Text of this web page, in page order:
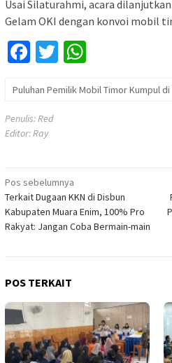
Usai Silaturahmi, acara
Gelam OKI dengan konvoi mobil
Facebook
Twitter
Puluhan Pemilik Mobil Timor Kumpul di
Penulis: Red
Editor: Ray
Navigasi
pos
Pos sebelumnya
Terkait Dugaan KKN di Disbun
Kabupaten Muara Enim, 100% Pro
Rakyat: Jangan Coba Bermain-main
POS TERKAIT